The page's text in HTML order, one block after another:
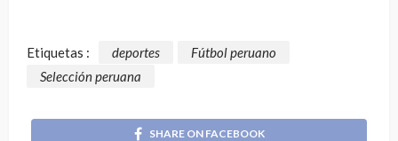
Etiquetas : deportes
Fútbol peruano
Selección peruana
SHARE ON FACEBOOK